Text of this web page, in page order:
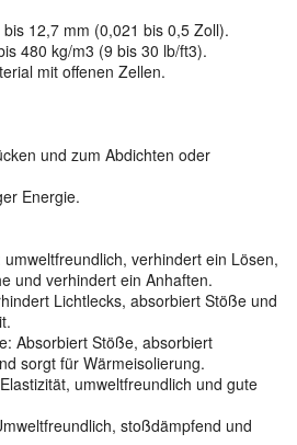
12,7 mm (0,021 bis 0,5 Zoll).
480 kg/m3 (9 bis 30 lb/ft3).
mit offenen Zellen.
und zum Abdichten oder
Energie.
verhindert ein Lösen,
und verhindert ein Anhaften.
Lichtlecks, absorbiert Stöße und
Absorbiert Stöße, absorbiert
sorgt für Wärmeisolierung.
umweltfreundlich und gute
stoßdämpfend und